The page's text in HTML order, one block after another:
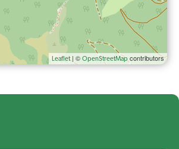
Leaflet| © OpenStreetMap contributors